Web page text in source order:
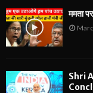
ममता
Shri